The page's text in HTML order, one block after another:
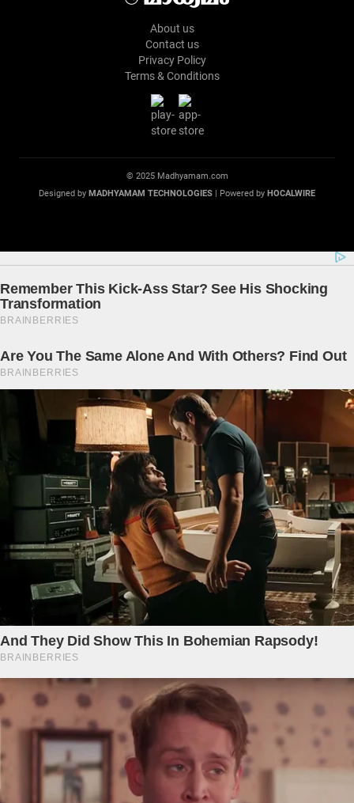
About us
Contact us
Privacy Policy
Terms & Conditions
© 2025 Madhyamam.com
Designed by MADHYAMAM TECHNOLOGIES | Powered by HOCALWIRE